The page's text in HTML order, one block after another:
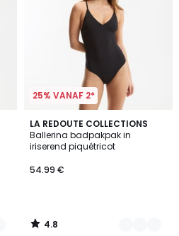
25% VANAF 2*
LA REDOUTE COLLECTIONS
Ballerina badpakpak in
iriserend piquétricot
54.99 €
4.8
/ 5
2
Kleuren
4.8
/